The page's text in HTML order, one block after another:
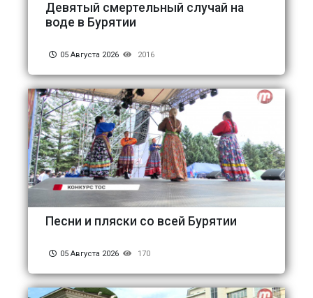
Девятый смертельный случай на
воде в Бурятии
05 Августа 2026 2016
Песни и пляски со всей Бурятии
05 Августа 2026 170